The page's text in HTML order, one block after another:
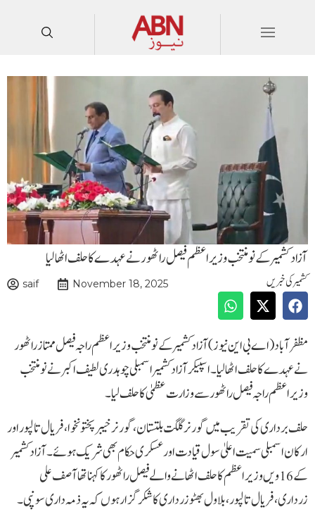
آزادکشمیر کے نومنتخب وزیراعظم فیصل راٹھور نے عہدے کا حلف اٹھالیا
کشمیر کی خبریں saif November 18, 2025
مظفرآباد(اے بی این نیوز) آزاد کشمیر کے نومنتخب وزیراعظم راجہ فیصل ممتاز راٹھور
نے عہدے کا حلف اٹھا لیا۔اسپیکر آزاد کشمیر اسمبلی چوہدری لطیف اکبر نے نو منتخب
وزیراعظم راجہ فیصل راٹھور سے وزارت عظمیٰ کا حلف لیا۔
حلف برداری کی تقریب میں گورنر گلگت بلتستان، گورنر خیبرپختونخوا، فریال تالپور اور
ارکان اسمبلی سمیت اعلیٰ سول قیادت اور عسکری حکام بھی شریک ہوئے۔آزاد کشمیر
کے 16 ویں وزیراعظم کا حلف اٹھانے والے فیصل راٹھور کا کہنا تھا آصف علی
زرداری، فریال تالپور، بلاول بھٹو زرداری کا شکر گزار ہوں کہ یہ ذمہ داری سونپی۔